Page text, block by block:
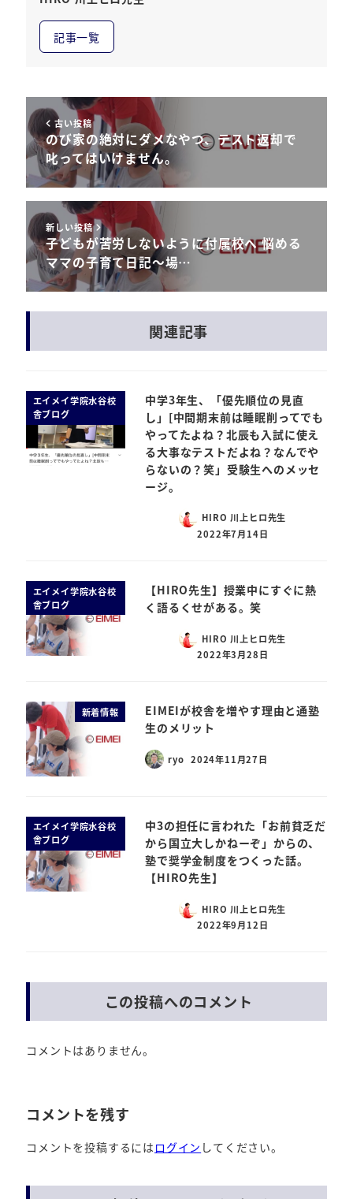
記事一覧
古い投稿
のび家の絶対にダメなやつ、テスト返却で
叱ってはいけません。
新しい投稿
子どもが苦労しないように付属校へ 悩める
ママの子育て日記～場…
関連記事
エイメイ学院水谷校
舎ブログ
中学3年生、「優先順位の見直
し」[中間期末前は睡眠削ってでも
やってたよね？北辰も入試に使え
る大事なテストだよね？なんでや
らないの？笑」受験生へのメッセ
ージ。
HIRO 川上ヒロ先生
2022年7月14日
エイメイ学院水谷校
舎ブログ
【HIRO先生】授業中にすぐに熱
く語るくせがある。笑
HIRO 川上ヒロ先生
2022年3月28日
新着情報
EIMEIが校舎を増やす理由と通塾
生のメリット
ryo 2024年11月27日
エイメイ学院水谷校
舎ブログ
中3の担任に言われた「お前貧乏だ
から国立大しかねーぞ」からの、
塾で奨学金制度をつくった話。
【HIRO先生】
HIRO 川上ヒロ先生
2022年9月12日
この投稿へのコメント
コメントはありません。
コメントを残す
コメントを投稿するには ログイン してください。